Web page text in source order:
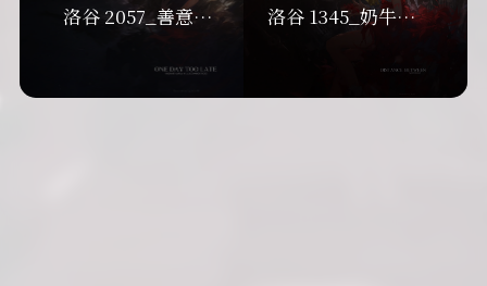
洛谷 2057_善意的投票_网络流 洛谷 1345_奶牛的电信Telecowmunication_网络流